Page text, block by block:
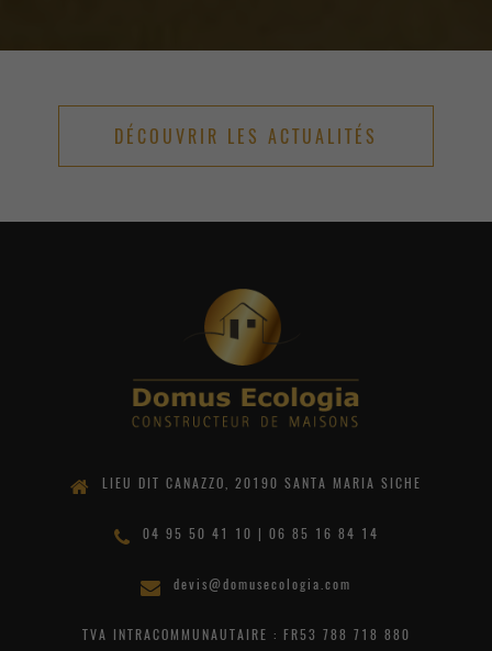
DÉCOUVRIR LES ACTUALITÉS
LIEU DIT CANAZZO, 20190 SANTA MARIA SICHE
04 95 50 41 10 | 06 85 16 84 14
devis@domusecologia.com
TVA INTRACOMMUNAUTAIRE : FR53 788 718 880